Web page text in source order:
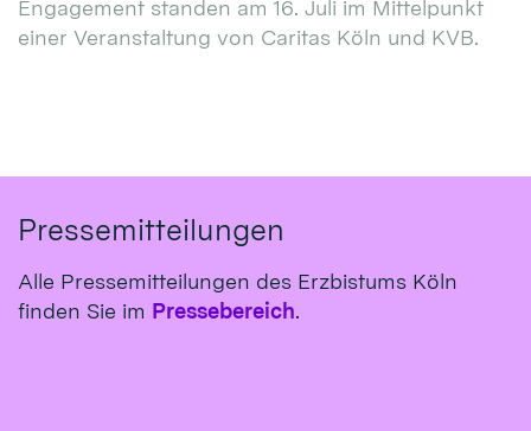
Engagement standen am 16. Juli im Mittelpunkt
einer Veranstaltung von Caritas Köln und KVB.
Pressemitteilungen
Alle Pressemitteilungen des Erzbistums Köln
finden Sie im Pressebereich.